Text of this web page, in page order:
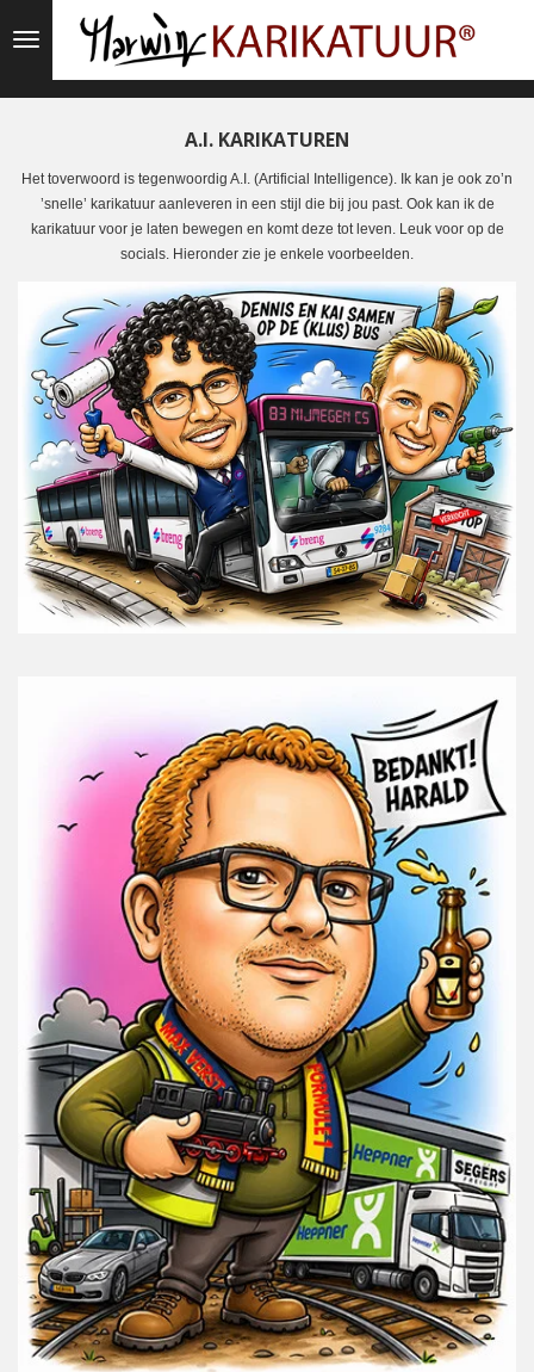
direct
de
A.I. KARIKATUREN
Het toverwoord is tegenwoordig A.I. (Artificial Intelligence). Ik kan je ook zo’n
’snelle’ karikatuur aanleveren in een stijl die bij jou past. Ook kan ik de
karikatuur voor je laten bewegen en komt deze tot leven. Leuk voor op de
socials. Hieronder zie je enkele voorbeelden.